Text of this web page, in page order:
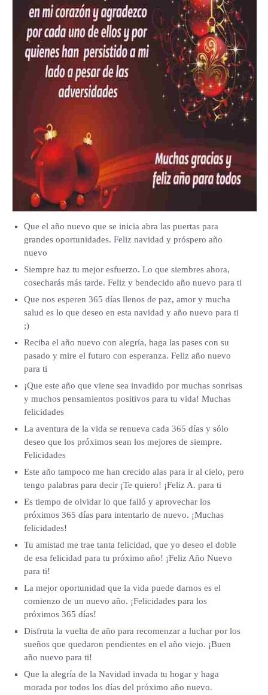
Que el año nuevo que se inicia abra las puertas para
grandes oportunidades. Feliz navidad y próspero año
nuevo
Siempre haz tu mejor esfuerzo. Lo que siembres ahora,
cosecharás más tarde. Feliz y bendecido año nuevo para ti
Que nos esperen 365 días llenos de paz, amor y mucha
salud es lo que deseo en esta navidad y año nuevo para ti
;)
Reciba el año nuevo con alegría, haga las pases con su
pasado y mire el futuro con esperanza. Feliz año nuevo
para ti
¡Que este año que viene sea invadido por muchas sonrisas
y muchos pensamientos positivos para tu vida! Muchas
felicidades
La aventura de la vida se renueva cada 365 días y sólo
deseo que los próximos sean los mejores de siempre.
Felicidades
Este año tampoco me han crecido alas para ir al cielo, pero
tengo palabras para decir ¡Te quiero! ¡Feliz A. para ti
Es tiempo de olvidar lo que falló y aprovechar los
próximos 365 días para intentarlo de nuevo. ¡Muchas
felicidades!
Tu amistad me trae tanta felicidad, que yo deseo el doble
de esa felicidad para tu próximo año! ¡Feliz Año Nuevo
para ti!
La mejor oportunidad que la vida puede darnos es el
comienzo de un nuevo año. ¡Felicidades para los
próximos 365 días!
Disfruta la vuelta de año para recomenzar a luchar por los
sueños que quedaron pendientes en el año viejo. ¡Buen
año nuevo para ti!
Que la alegría de la Navidad invada tu hogar y haga
morada por todos los días del próximo año nuevo.